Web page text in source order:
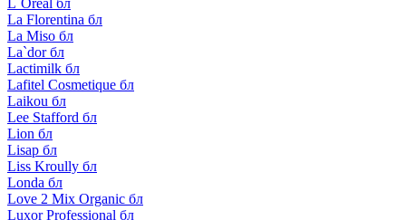
L`Oreal бл
La Florentina бл
La Miso бл
La`dor бл
Lactimilk бл
Lafitel Cosmetique бл
Laikou бл
Lee Stafford бл
Lion бл
Lisap бл
Liss Kroully бл
Londa бл
Love 2 Mix Organic бл
Luxor Professional бл